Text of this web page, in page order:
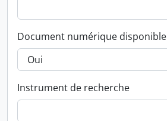
Document numérique disponible
Instrument de recherche